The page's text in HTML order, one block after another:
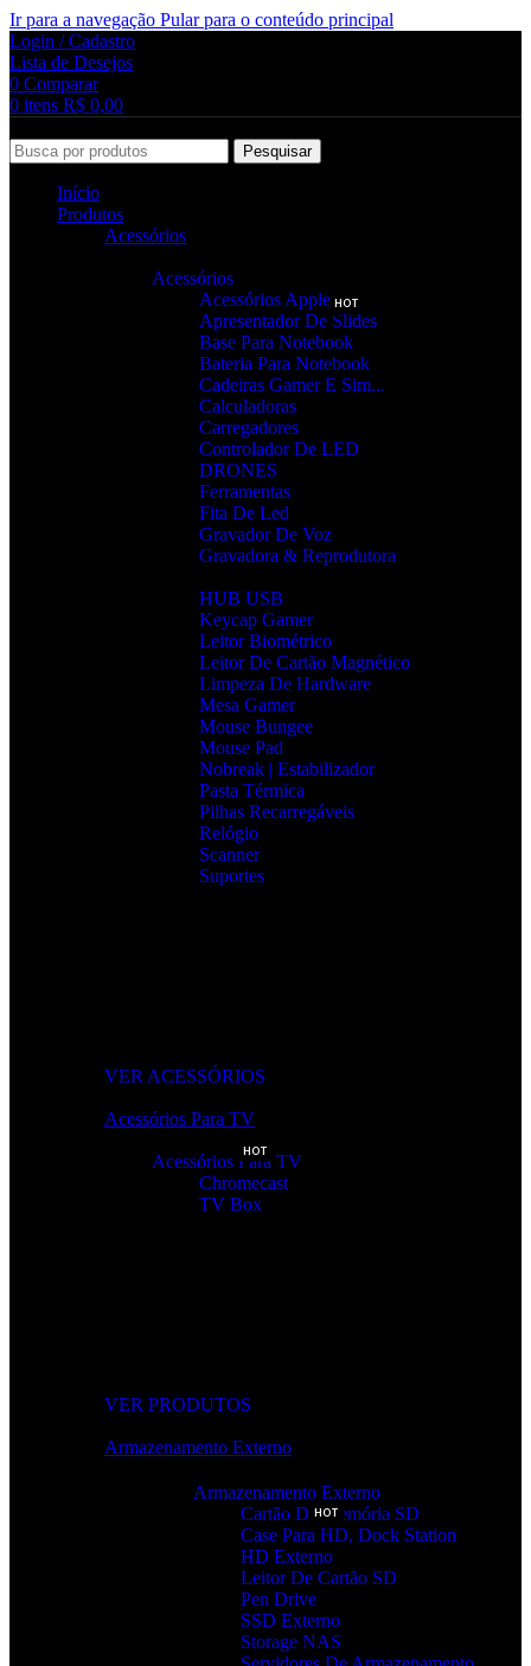
Ir para a navegação Pular para o conteúdo principal
Login / Cadastro
Lista de Desejos
0 Comparar
0 itens R$ 0,00
Pesquisar
Início
Produtos
Acessórios
Acessórios
Acessórios Apple
Apresentador De Slides
Base Para Notebook
HOT
Bateria Para Notebook
Cadeiras Gamer E Sim...
Calculadoras
Carregadores
Controlador De LED
DRONES
Ferramentas
Fita De Led
Gravador De Voz
Gravadora & Reprodutora
HUB USB
Keycap Gamer
Leitor Biométrico
Leitor De Cartão Magnético
Limpeza De Hardware
Mesa Gamer
Mouse Bungee
Mouse Pad
Nobreak | Estabilizador
Pasta Térmica
Pilhas Recarregáveis
Relógio
Scanner
Suportes
VER ACESSÓRIOS
Acessórios Para TV
Acessórios Para TV
Chromecast
TV Box
HOT
VER PRODUTOS
Armazenamento Externo
Armazenamento Externo
Cartão De Memória SD
Case Para HD, Dock Station
HD Externo
HOT
Leitor De Cartão SD
Pen Drive
SSD Externo
Storage NAS